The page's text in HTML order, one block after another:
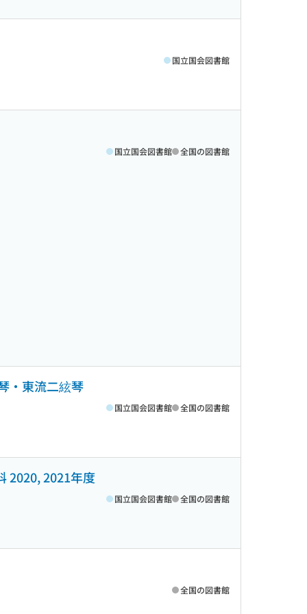
国立国会図書館
国立国会図書館 全国の図書館
・東流二絃琴
国立国会図書館 全国の図書館
2020, 2021年度
国立国会図書館 全国の図書館
全国の図書館